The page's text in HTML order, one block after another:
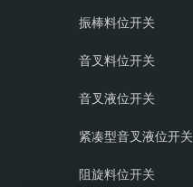
振棒料位开关
音叉料位开关
音叉液位开关
紧凑型音叉液位开关
阻旋料位开关